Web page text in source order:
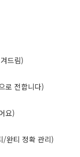
드림)
로 전합니다)
요)
/완티 정확 관리)